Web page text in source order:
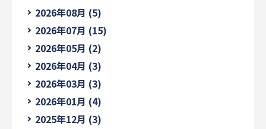
2026年08月 (5)
2026年07月 (15)
2026年05月 (2)
2026年04月 (3)
2026年03月 (3)
2026年01月 (4)
2025年12月 (3)